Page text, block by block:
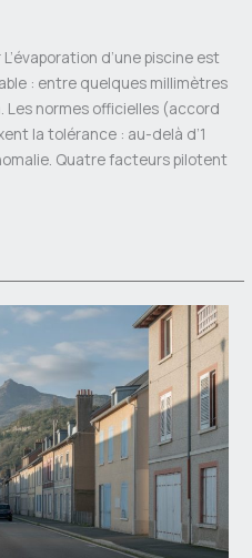
d’une piscine est
: entre quelques millimètres
Les normes officielles (accord
la tolérance : au-delà d’1
Quatre facteurs pilotent